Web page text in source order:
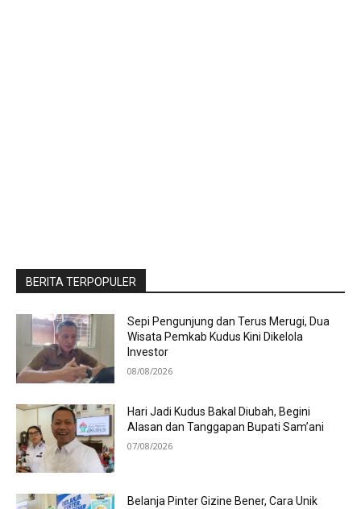
BERITA TERPOPULER
Sepi Pengunjung dan Terus Merugi, Dua
Wisata Pemkab Kudus Kini Dikelola
Investor
08/08/2026
Hari Jadi Kudus Bakal Diubah, Begini
Alasan dan Tanggapan Bupati Sam’ani
07/08/2026
Belanja Pinter Gizine Bener, Cara Unik